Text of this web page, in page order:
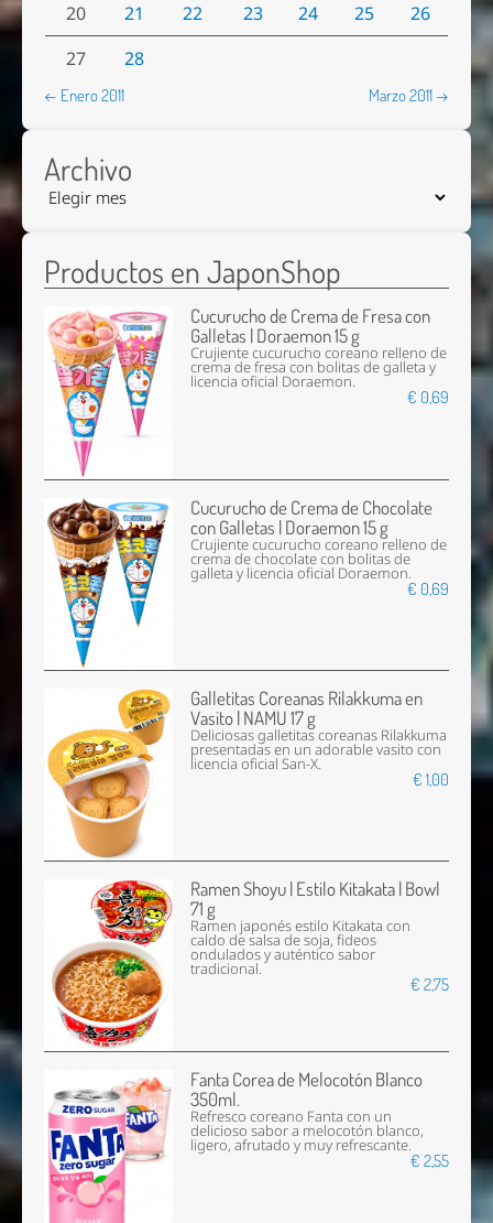
20
21 22 23 24 25
26
27
28
← Enero 2011 Marzo 2011 →
Archivo
Productos en JaponShop
Cucurucho de Crema de Fresa con
Galletas | Doraemon 15 g
Crujiente cucurucho coreano relleno de
crema de fresa con bolitas de galleta y
licencia oficial Doraemon.
€ 0,69
Cucurucho de Crema de Chocolate
con Galletas | Doraemon 15 g
Crujiente cucurucho coreano relleno de
crema de chocolate con bolitas de
galleta y licencia oficial Doraemon.
€ 0,69
Galletitas Coreanas Rilakkuma en
Vasito | NAMU 17 g
Deliciosas galletitas coreanas Rilakkuma
presentadas en un adorable vasito con
licencia oficial San-X.
€ 1,00
Ramen Shoyu | Estilo Kitakata | Bowl
71 g
Ramen japonés estilo Kitakata con
caldo de salsa de soja, fideos
ondulados y auténtico sabor
tradicional.
€ 2,75
Fanta Corea de Melocotón Blanco
350ml.
Refresco coreano Fanta con un
delicioso sabor a melocotón blanco,
ligero, afrutado y muy refrescante.
€ 2,55